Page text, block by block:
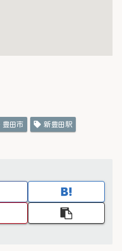
豊田市 新豊田駅